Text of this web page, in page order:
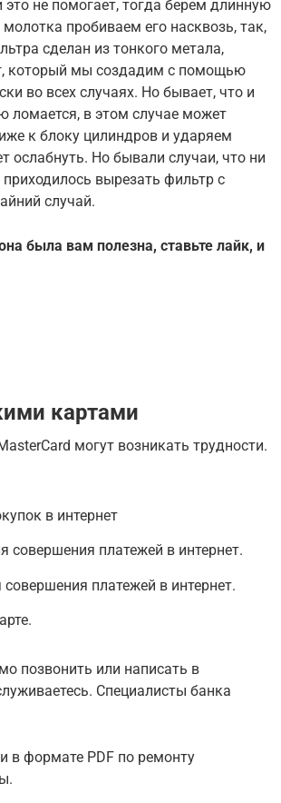
не помогает, тогда берем длинную
пробиваем его насквозь, так,
сделан из тонкого метала,
который мы создадим с помощью
во всех случаях. Но бывает, что и
ломается, в этом случае может
к блоку цилиндров и ударяем
ослабнуть. Но бывали случаи, что ни
вырезать фильтр с
случай.
была вам полезна, ставьте лайк, и
картами
могут возникать трудности.
в интернет
совершения платежей в интернет.
платежей в интернет.
позвонить или написать в
Специалисты банка
в формате PDF по ремонту